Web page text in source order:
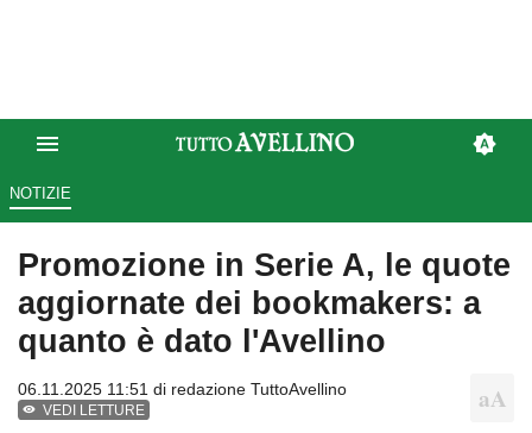
NOTIZIE
Promozione in Serie A, le quote
aggiornate dei bookmakers: a
quanto è dato l'Avellino
06.11.2025 11:51 di redazione TuttoAvellino
VEDI LETTURE